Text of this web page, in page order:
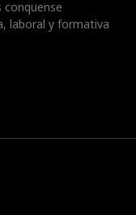
conquense
laboral y formativa